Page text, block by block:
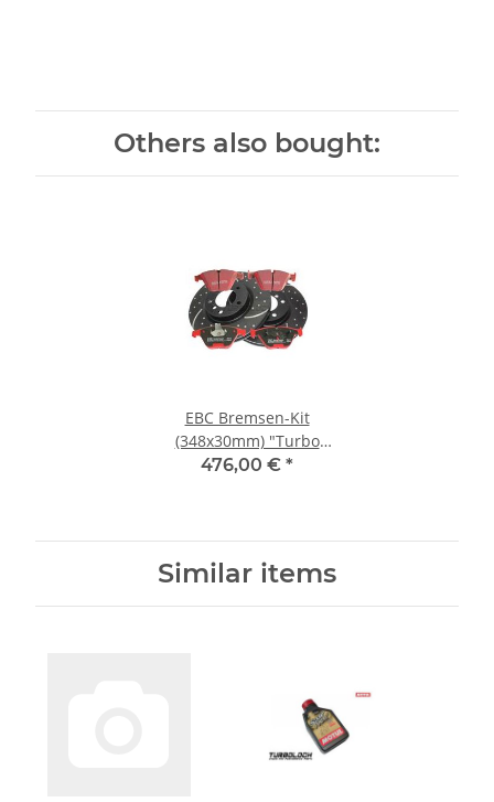
Others also bought:
EBC Bremsen-Kit
(348x30mm) "Turbo
Groove Disc" + "RedStuff"
476,00 € *
Similar items